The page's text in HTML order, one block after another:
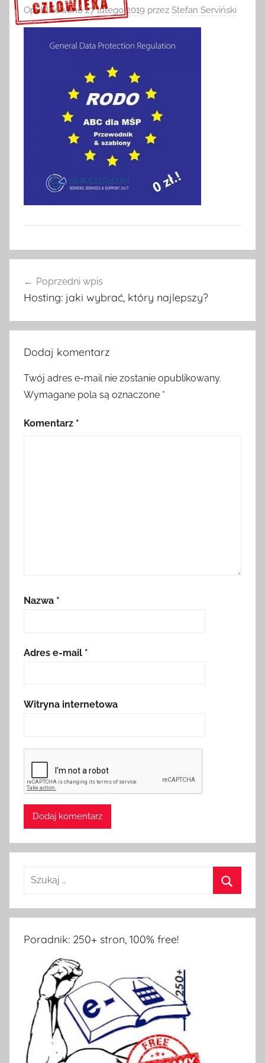
Sprawdź szczegóły >>>
Opublikowano27 lutego 2019 przez Stefan Serviński
wpisu
Poprzedni wpis
Hosting: jaki wybrać, który najlepszy?
Dodaj komentarz
Twój adres e-mail nie zostanie opublikowany.
Wymagane pola są oznaczone *
Komentarz *
Nazwa *
Adres e-mail *
Witryna internetowa
Poradnik: 250+ stron, 100% free!